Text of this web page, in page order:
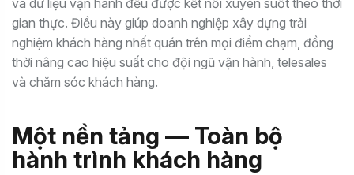
và dữ liệu vận hành đều được kết nối xuyên suốt theo thời
gian thực. Điều này giúp doanh nghiệp xây dựng trải
nghiệm khách hàng nhất quán trên mọi điểm chạm, đồng
thời nâng cao hiệu suất cho đội ngũ vận hành, telesales
và chăm sóc khách hàng.
Một nền tảng — Toàn bộ
hành trình khách hàng